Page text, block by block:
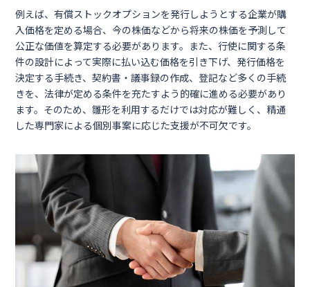
例えば、有償ストックオプションを発行しようとする企業が購
入価格を定める場合、今の株価などから将来の株価を予測して
公正な価値を算定する必要があります。また、行使に関する条
件の設計によって実際に払い込む価格を引き下げ、発行価格を
決定する手続き、契約書・議事録の作成、登記など多くの手続
きを、法律が定める条件を充たすよう的確に進める必要があり
ます。そのため、雛形を利用するだけでは対応が難しく、精通
した専門家による個別事案に応じた支援が不可欠です。